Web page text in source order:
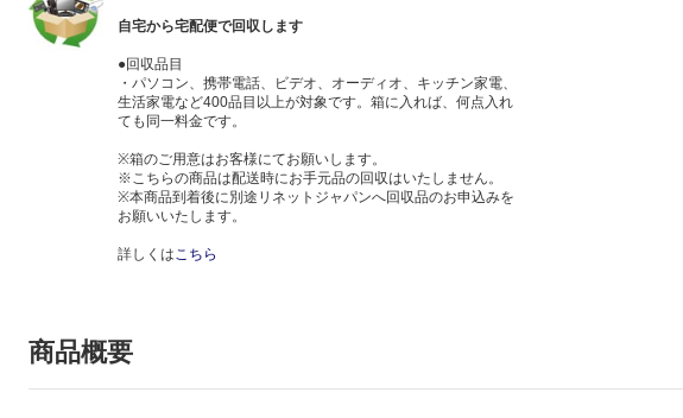
自宅から宅配便で回収します
●回収品目
・パソコン、携帯電話、ビデオ、オーディオ、キッチン家電、
生活家電など400品目以上が対象です。箱に入れば、何点入れ
ても同一料金です。
※箱のご用意はお客様にてお願いします。
※こちらの商品は配送時にお手元品の回収はいたしません。
※本商品到着後に別途リネットジャパンへ回収品のお申込みを
お願いいたします。
詳しくはこちら
商品概要